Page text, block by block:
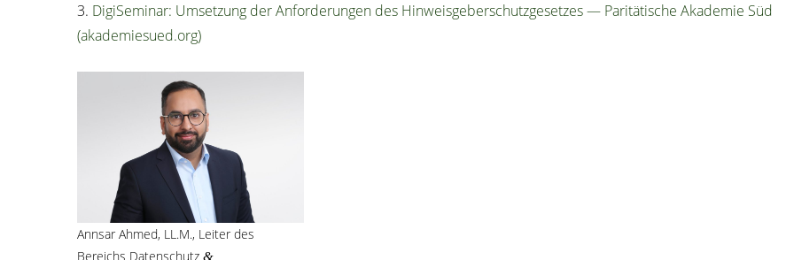
3. Digi­Se­mi­nar: Umset­zung der Anfor­de­run­gen des Hin­weis­ge­ber­schutz­ge­set­zes — Pari­tä­ti­sche Aka­de­mie Süd
(akademiesued.org)
Ann­sar Ahmed, LL.M., Lei­ter des
Bereichs Daten­schutz &